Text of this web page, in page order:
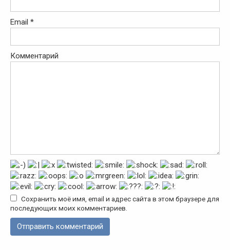
Email *
Комментарий
Сохранить моё имя, email и адрес сайта в этом браузере для
последующих моих комментариев.